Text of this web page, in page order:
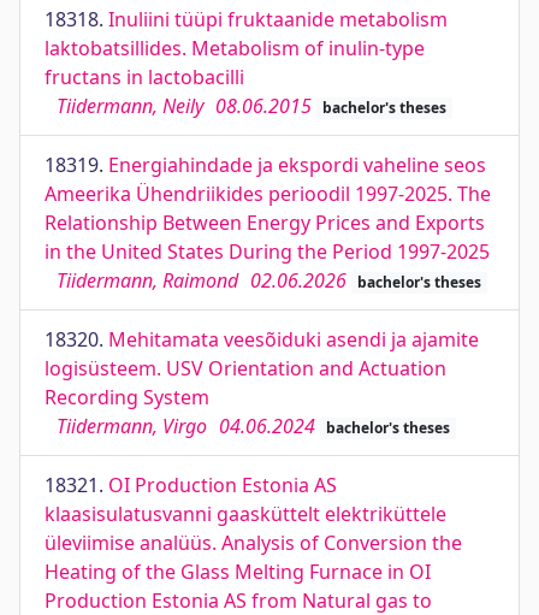
18318. Inuliini tüüpi fruktaanide metabolism
laktobatsillides. Metabolism of inulin-type
fructans in lactobacilli
Tiidermann, Neily 08.06.2015 bachelor's theses
18319. Energiahindade ja ekspordi vaheline seos
Ameerika Ühendriikides perioodil 1997-2025. The
Relationship Between Energy Prices and Exports
in the United States During the Period 1997-2025
Tiidermann, Raimond 02.06.2026 bachelor's theses
18320. Mehitamata veesõiduki asendi ja ajamite
logisüsteem. USV Orientation and Actuation
Recording System
Tiidermann, Virgo 04.06.2024 bachelor's theses
18321. OI Production Estonia AS
klaasisulatusvanni gaasküttelt elektriküttele
üleviimise analüüs. Analysis of Conversion the
Heating of the Glass Melting Furnace in OI
Production Estonia AS from Natural gas to